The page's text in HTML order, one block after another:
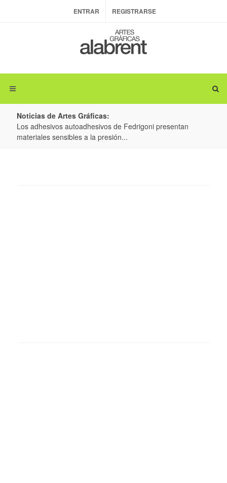
ENTRAR REGISTRARSE
Noticias de Artes Gráficas:
Los adhesivos autoadhesivos de Fedrigoni presentan
materiales sensibles a la presión...